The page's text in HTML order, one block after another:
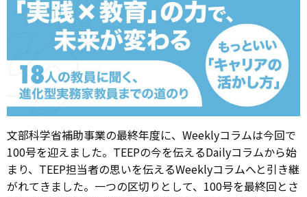
文部科学省補助事業の最終年度に、Weeklyコラムは今回で
100号を迎えました。TEEPの今を伝えるDailyコラムから始
まり、TEEP担当者の思いを伝えるWeeklyコラムへと引き継
がれてきました。一つの区切りとして、100号を最終回とさ